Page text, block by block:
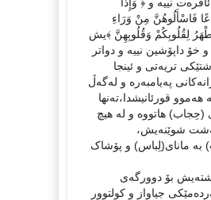
فَاسْأَلُوهُنَّ مِنْ وَرَاءِ
لِقُلُوبِكُمْ وَقُلُوبِهِنَّ ﴾یش
داپۆشین نییە و دواتر
تریەتی و ئینجا
پەیامبەرە و لەگەڵ
هەموو قورئانیشدا،تەنها
(حِجاب) هاتووە و لە هیچ
شوێنەیش،
مانای(لِباس) و پۆشاک
بۆ دوورگەی
جیاواز و کولتوور